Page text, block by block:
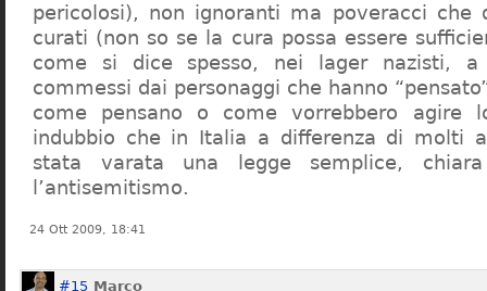
pericolosi), non ignoranti ma poveracci che
curati (non so se la cura possa essere
come si dice spesso, nei lager nazisti,
commessi dai personaggi che hanno
come pensano o come vorrebbero agire
indubbio che in Italia a differenza di molti
stata varata una legge semplice,
l’antisemitismo.
24 Ott 2009, 18:41
#15 Marco